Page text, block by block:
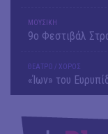
ΜΟΥΣΙΚΗ
9o Φεστιβάλ
ΘΕΑΤΡΟ / ΧΟΡΟΣ
«Ίων» του